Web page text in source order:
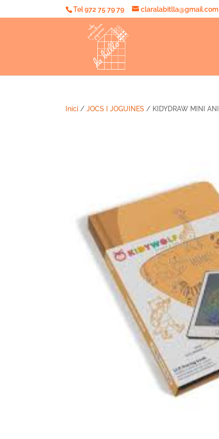
Tel 972 75 79 79 claralabitlla@gmail.com
Inici /JOCS I JOGUINES / KIDYDRAW MINI